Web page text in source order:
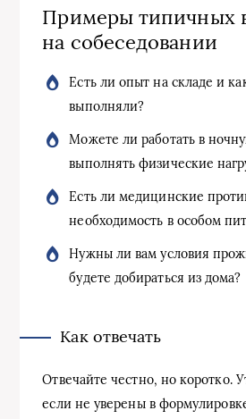
Примеры типичных
на собеседовании
Есть ли опыт на складе и
выполняли?
Можете ли работать в
выполнять физические
Есть ли медицинские
необходимость в особом
Нужны ли вам условия
будете добираться из дома?
Как отвечать
Отвечайте честно, но коротко.
если не уверены в